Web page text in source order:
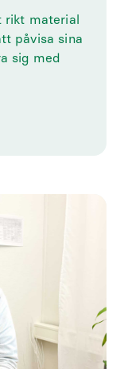
rikt material
påvisa sina
sig med